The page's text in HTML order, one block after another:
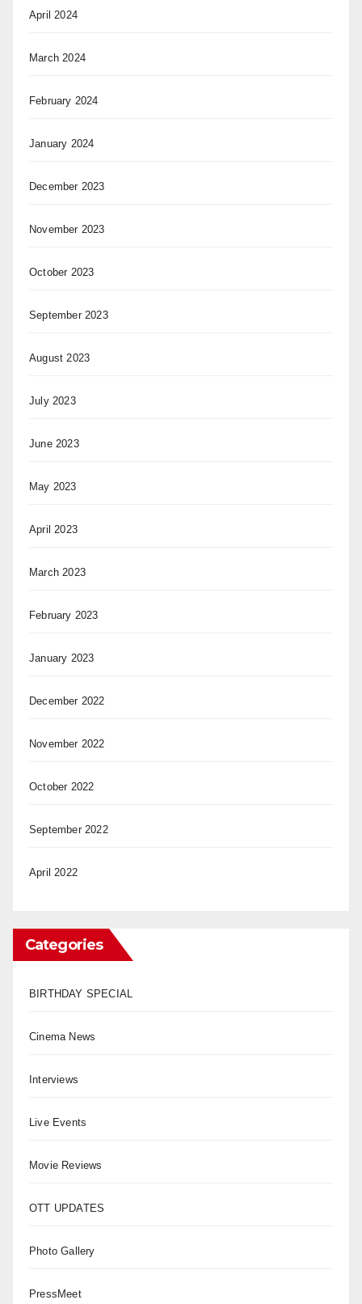
April 2024
March 2024
February 2024
January 2024
December 2023
November 2023
October 2023
September 2023
August 2023
July 2023
June 2023
May 2023
April 2023
March 2023
February 2023
January 2023
December 2022
November 2022
October 2022
September 2022
April 2022
Categories
BIRTHDAY SPECIAL
Cinema News
Interviews
Live Events
Movie Reviews
OTT UPDATES
Photo Gallery
PressMeet